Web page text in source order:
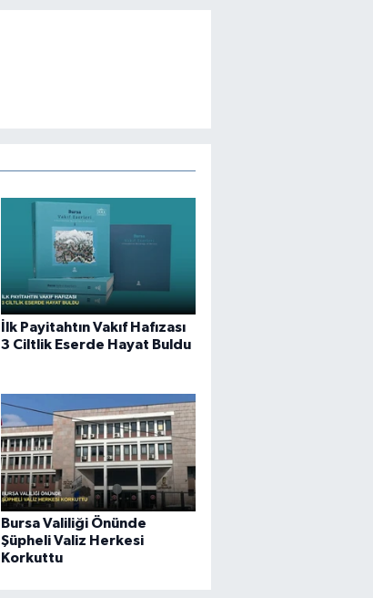
İlk Payitahtın Vakıf Hafızası
3 Ciltlik Eserde Hayat Buldu
Bursa Valiliği Önünde
Şüpheli Valiz Herkesi
Korkuttu